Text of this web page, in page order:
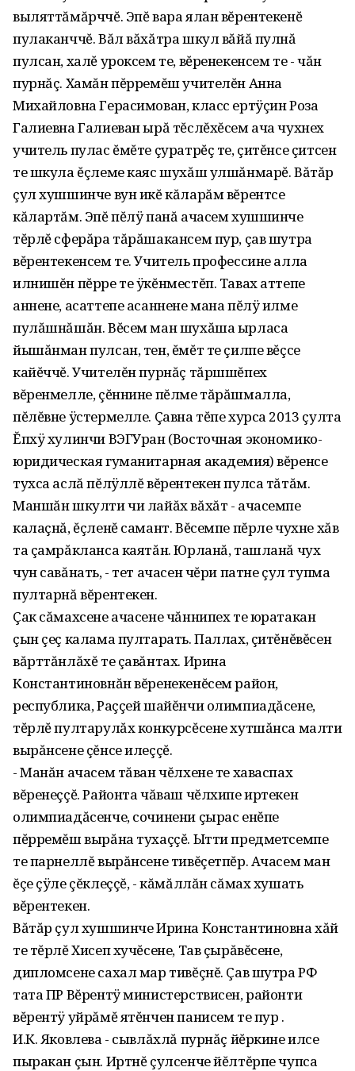
выляттăмăрччĕ. Эпĕ вара ялан вĕрентекенĕ
пулаканччĕ. Вăл вăхăтра шкул вăйă пулнă
пулсан, халĕ уроксем те, вĕренекенсем те - чăн
пурнăç. Хамăн пĕрремĕш учителĕн Анна
Михайловна Герасимован, класс ертÿçин Роза
Галиевна Галиеван ырă тĕслĕхĕсем ача чухнех
учитель пулас ĕмĕте çуратрĕç те, çитĕнсе çитсен
те шкула ĕçлеме каяс шухăш улшăнмарĕ. Вăтăр
çул хушшинче вун икĕ кăларăм вĕрентсе
кăлартăм. Эпĕ пĕлÿ панă ачасем хушшинче
тĕрлĕ сферăра тăрăшакансем пур, çав шутра
вĕрентекенсем те. Учитель профессине алла
илнишĕн пĕрре те ÿкĕнместĕп. Тавах аттепе
аннене, асаттепе асаннене мана пĕлÿ илме
пулăшнăшăн. Вĕсем ман шухăша ырласа
йышăнман пулсан, тен, ĕмĕт те çилпе вĕçсе
кайĕччĕ. Учителĕн пурнăç тăршшĕпех
вĕренмелле, çĕннине пĕлме тăрăшмалла,
пĕлĕвне ÿстермелле. Çавна тĕпе хурса 2013 çулта
Ĕпхÿ хулинчи ВЭГУран (Восточная экономико-
юридическая гуманитарная академия) вĕренсе
тухса аслă пĕлÿллĕ вĕрентекен пулса тăтăм.
Маншăн шкулти чи лайăх вăхăт - ачасемпе
калаçнă, ĕçленĕ самант. Вĕсемпе пĕрле чухне хăв
та çамрăкланса каятăн. Юрланă, ташланă чух
чун савăнать, - тет ачасен чĕри патне çул тупма
пултарнă вĕрентекен.
Çак сăмахсене ачасене чăннипех те юратакан
çын çеç калама пултарать. Паллах, çитĕнĕвĕсен
вăрттăнлăхĕ те çавăнтах. Ирина
Константиновнăн вĕренекенĕсем район,
республика, Раççей шайĕнчи олимпиадăсене,
тĕрлĕ пултарулăх конкурсĕсене хутшăнса малти
вырăнсене çĕнсе илеççĕ.
- Манăн ачасем тăван чĕлхене те хаваспах
вĕренеççĕ. Районта чăваш чĕлхипе иртекен
олимпиадăсенче, сочинени çырас енĕпе
пĕрремĕш вырăна тухаççĕ. Ытти предметсемпе
те парнеллĕ вырăнсене тивĕçетпĕр. Ачасем ман
ĕçе çÿле çĕклеççĕ, - кăмăллăн сăмах хушать
вĕрентекен.
Вăтăр çул хушшинче Ирина Константиновна хăй
те тĕрлĕ Хисеп хучĕсене, Тав çырăвĕсене,
дипломсене сахал мар тивĕçнĕ. Çав шутра РФ
тата ПР Вĕрентÿ министерствисен, районти
вĕрентÿ уйрăмĕ ятĕнчен панисем те пур .
И.К. Яковлева - сывлăхлă пурнăç йĕркине илсе
пыракан çын. Иртнĕ çулсенче йĕлтĕрпе чупса